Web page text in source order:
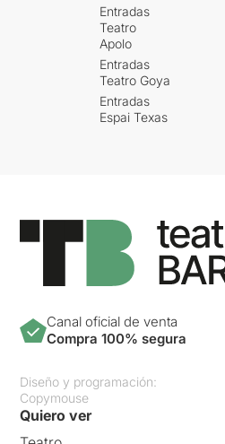
Entradas
Teatro
Apolo
Entradas
Teatro Goya
Entradas
Espai Texas
Canal oficial de venta
Compra 100% segura
Diseño y programación:
Copymouse
Quiero ver